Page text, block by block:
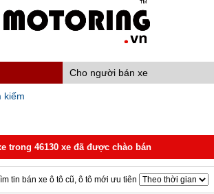
Cho người bán xe
kiếm
trong 46130 xe đã được chào bán
tin bán xe ô tô cũ, ô tô mới ưu tiên